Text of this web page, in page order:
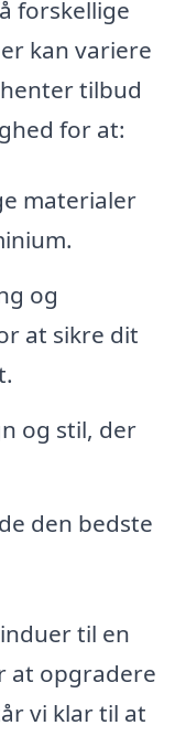
forskellige
kan variere
tilbud
for at:
materialer
og
at sikre dit
og stil, der
den bedste
til en
at opgradere
vi klar til at